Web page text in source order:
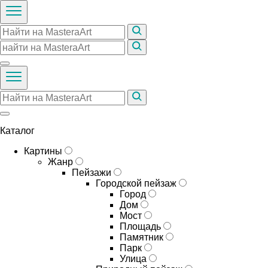
Каталог
Картины
Жанр
Пейзажи
Городской пейзаж
Город
Дом
Мост
Площадь
Памятник
Парк
Улица